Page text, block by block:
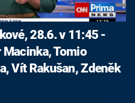
28.6. v 11:45 -
Tomio
Vít Rakušan, Zdeněk